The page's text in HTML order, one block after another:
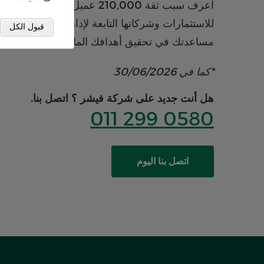
اعرف سبب ثقة 210,000 عميل* بشركة فيشر
للاستثمارات وشركاتها التابعة لإدارة أموالهم وكيف
مساعدتك في تحقيق أهدافك المالية.
*كما في 30/06/2026
هل أنت جديد على شركة فيشر ؟ اتصل بنا.
011 299 0580
اتصل بنا اليوم
قبول الكل